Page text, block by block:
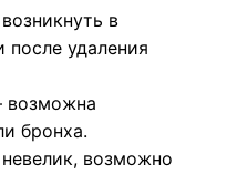
в
после удаления
возможна
бронха.
возможно